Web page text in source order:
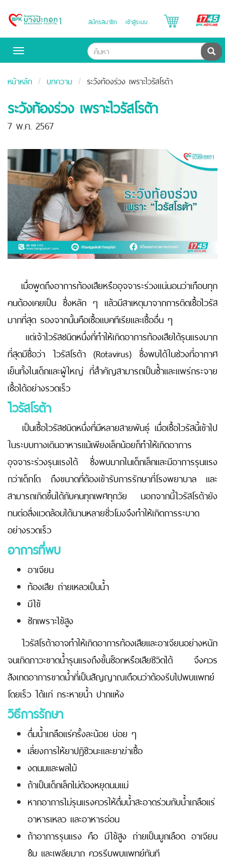
Bangpakok
สมัครสมาชิก เข้าสู่ระบบ
Toggle
ค้น
หน้าหลัก บทความ ระวังท้องร่วง เพราะไวรัสโรต้า
ระวังท้องร่วง เพราะไวรัสโรต้า
7 พ.ค. 2567
เมื่อพูดถึงอาการท้องเสียหรืออุจจาระร่วงแน่นอนว่าเกือบทุก
คนต้องเคยเป็น ซึ่งหลัก ๆ แล้วมีสาเหตุมาจากการติดเชื้อไวรัส
มากที่สุด รองจากนั้นคือเชื้อแบคทีเรียและเชื้ออื่น ๆ
แต่เจ้าไวรัสชนิดหนึ่งที่ทำให้เกิดอาการท้องเสียได้รุนแรงมาก
ที่สุดมีชื่อว่า ไวรัสโรต้า (Rotavirus) ซึ่งพบได้ในช่วงที่อากาศ
เย็นทั้งในเด็กและผู้ใหญ่ ที่สำคัญสามารถเป็นซ้ำและแพร่กระจาย
เชื้อได้อย่างรวดเร็ว
ไวรัสโรต้า
เป็นเชื้อไวรัสชนิดหนึ่งที่มีหลายสายพันธุ์ เมื่อเชื้อไวรัสนี้เข้าไป
ในระบบทางเดินอาหารแม้เพียงเล็กน้อยก็ทำให้เกิดอาการ
อุจจาระร่วงรุนแรงได้ ซึ่งพบมากในเด็กเล็กและมีอาการรุนแรง
กว่าเด็กโต ถึงขนาดที่ต้องเข้ารับการรักษาที่โรงพยาบาล และ
สามารถเกิดขึ้นได้กับคนทุกเพศทุกวัย นอกจากนี้ไวรัสโรต้ายัง
ทนต่อสิ่งแวดล้อมได้นานหลายชั่วโมงจึงทำให้เกิดการระบาด
อย่างรวดเร็ว
อาการที่พบ
อาเจียน
ท้องเสีย ถ่ายเหลวเป็นน้ำ
มีไข้
ชักเพราะไข้สูง
ไวรัสโรต้าอาจทำให้เกิดอาการท้องเสียและอาเจียนอย่างหนัก
จนเกิดภาวะขาดน้ำรุนแรงถึงขั้นช็อกหรือเสียชีวิตได้ จึงควร
สังเกตอาการขาดน้ำที่เป็นสัญญาณเตือนว่าต้องรีบไปพบแพทย์
โดยเร็ว ได้แก่ กระหายน้ำ ปากแห้ง
วิธีการรักษา
ดื่มน้ำเกลือแร่ครั้งละน้อย บ่อย ๆ
เลี่ยงการให้ยาปฏิชีวนะและยาฆ่าเชื้อ
งดนมและผลไม้
ถ้าเป็นเด็กเล็กไม่ต้องหยุดนมแม่
หากอาการไม่รุนแรงควรให้ดื่มน้ำสะอาดร่วมกับน้ำเกลือแร่
อาหารเหลว และอาหารอ่อน
ถ้าอาการรุนแรง คือ มีไข้สูง ถ่ายเป็นมูกเลือด อาเจียน
ซึม และเพลียมาก ควรรีบพบแพทย์ทันที